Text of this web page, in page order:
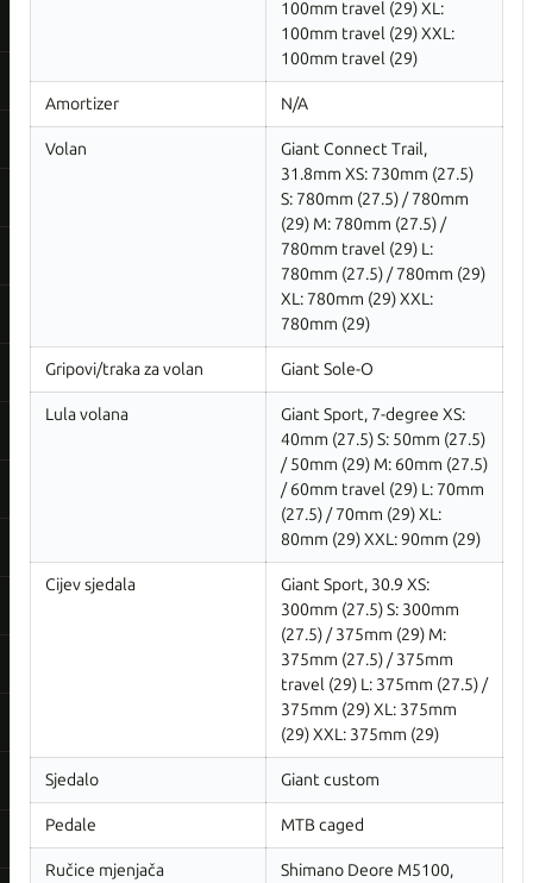
100mm travel (29) XL:
100mm travel (29) XXL:
100mm travel (29)
Amortizer N/A
Volan
Giant Connect Trail,
31.8mm XS: 730mm (27.5)
S: 780mm (27.5) / 780mm
(29) M: 780mm (27.5) /
780mm travel (29) L:
780mm (27.5) / 780mm (29)
XL: 780mm (29) XXL:
780mm (29)
Gripovi/traka za volan Giant Sole-O
Lula volana
Giant Sport, 7-degree XS:
40mm (27.5) S: 50mm (27.5)
/ 50mm (29) M: 60mm (27.5)
/ 60mm travel (29) L: 70mm
(27.5) / 70mm (29) XL:
80mm (29) XXL: 90mm (29)
Cijev sjedala
Giant Sport, 30.9 XS:
300mm (27.5) S: 300mm
(27.5) / 375mm (29) M:
375mm (27.5) / 375mm
travel (29) L: 375mm (27.5) /
375mm (29) XL: 375mm
(29) XXL: 375mm (29)
Sjedalo Giant custom
Pedale MTB caged
Ručice mjenjača
Shimano Deore M5100,